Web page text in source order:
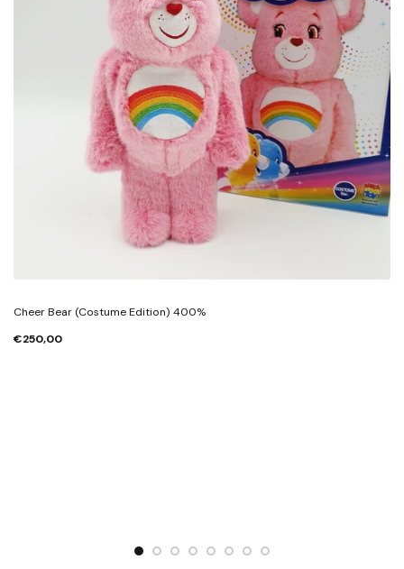
Cheer Bear (Costume Edition) 400%
€250,00